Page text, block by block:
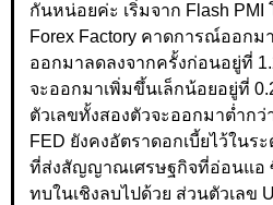
กันหน่อยค่ะ เริ่มจาก Flash PMI
Forex Factory คาดการณ์ออกม
ออกมาลดลงจากครั้งก่อนอยู่ที่
จะออกมาเพิ่มขึ้นเล็กน้อยอยู่ที่
ตัวเลขทั้งสองตัวจะออกมาต่ำก
FED ยังคงอัตราดอกเบี้ยไว้ในร
ที่ส่งสัญญาณเศรษฐกิจที่อ่อนแอ
ทบในเชิงลบไปด้วย ส่วนตัวเลข